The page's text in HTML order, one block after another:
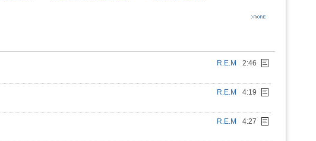
R.E.M 2:46
R.E.M 4:19
R.E.M 4:27